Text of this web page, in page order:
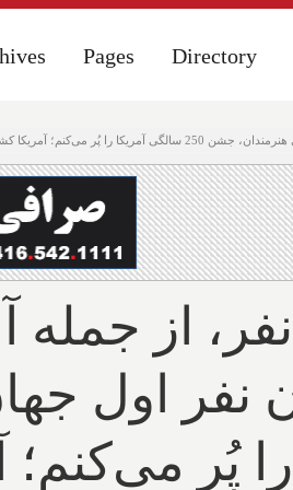
را زد و آمریکایی‌ها را زخمی کرد
Pages Directory
Pages Directory
از جمله
نفر اول
را پُر